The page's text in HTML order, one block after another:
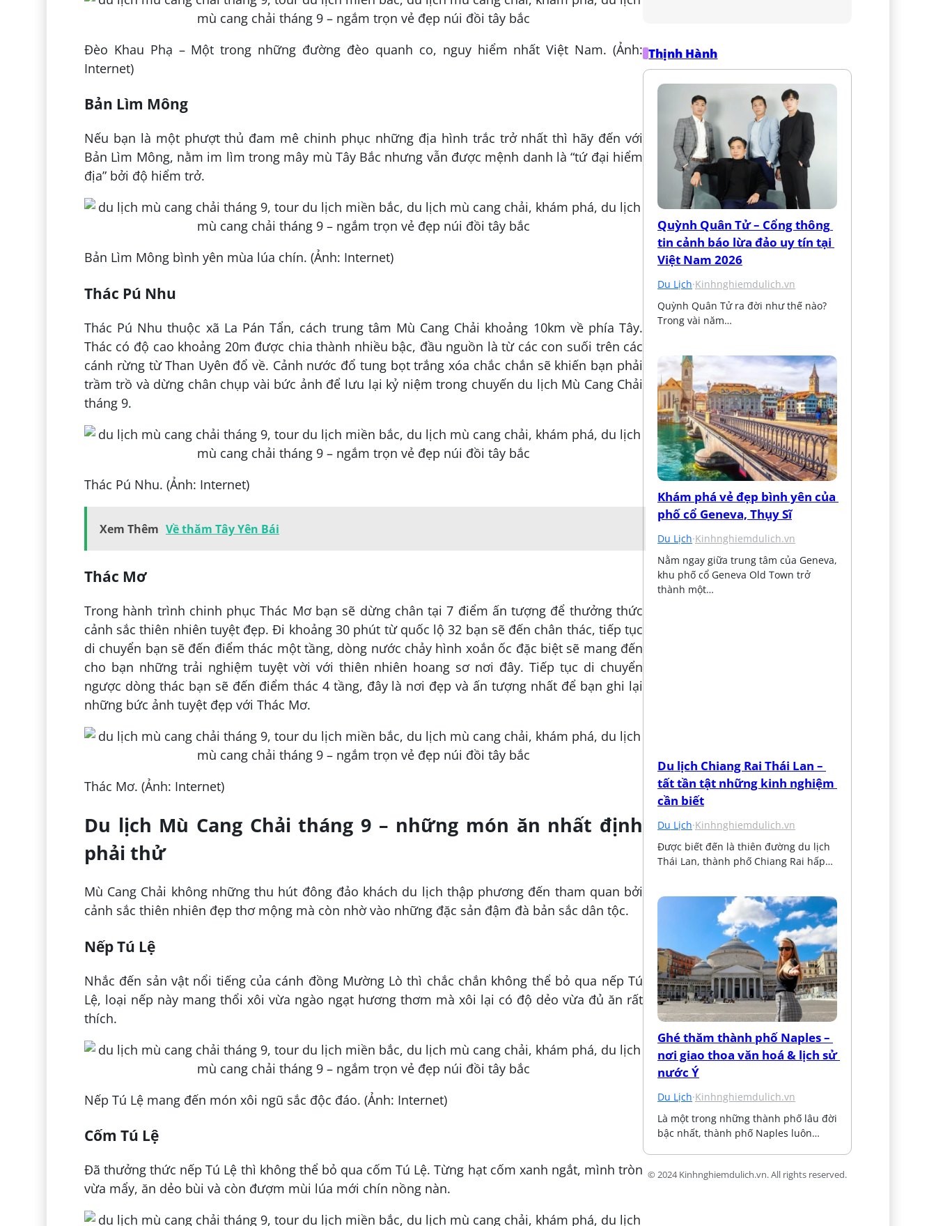
Đèo Khau Phạ – Một trong những đường đèo quanh co, nguy hiểm nhất Việt Nam. (Ảnh:
Internet)
Bản Lìm Mông
Nếu bạn là một phượt thủ đam mê chinh phục những địa hình trắc trở nhất thì hãy đến với
Bản Lìm Mông, nằm im lìm trong mây mù Tây Bắc nhưng vẫn được mệnh danh là “tứ đại hiểm
địa” bởi độ hiểm trở.
Bản Lìm Mông bình yên mùa lúa chín. (Ảnh: Internet)
Thác Pú Nhu
Thác Pú Nhu thuộc xã La Pán Tẩn, cách trung tâm Mù Cang Chải khoảng 10km về phía Tây.
Thác có độ cao khoảng 20m được chia thành nhiều bậc, đầu nguồn là từ các con suối trên các
cánh rừng từ Than Uyên đổ về. Cảnh nước đổ tung bọt trắng xóa chắc chắn sẽ khiến bạn phải
trầm trồ và dừng chân chụp vài bức ảnh để lưu lại kỷ niệm trong chuyến du lịch Mù Cang Chải
tháng 9.
Thác Pú Nhu. (Ảnh: Internet)
Xem Thêm Về thăm Tây Yên Bái
Thác Mơ
Trong hành trình chinh phục Thác Mơ bạn sẽ dừng chân tại 7 điểm ấn tượng để thưởng thức
cảnh sắc thiên nhiên tuyệt đẹp. Đi khoảng 30 phút từ quốc lộ 32 bạn sẽ đến chân thác, tiếp tục
di chuyển bạn sẽ đến điểm thác một tầng, dòng nước chảy hình xoắn ốc đặc biệt sẽ mang đến
cho bạn những trải nghiệm tuyệt vời với thiên nhiên hoang sơ nơi đây. Tiếp tục di chuyển
ngược dòng thác bạn sẽ đến điểm thác 4 tầng, đây là nơi đẹp và ấn tượng nhất để bạn ghi lại
những bức ảnh tuyệt đẹp với Thác Mơ.
Thác Mơ. (Ảnh: Internet)
Du lịch Mù Cang Chải tháng 9 – những món ăn nhất định
phải thử
Mù Cang Chải không những thu hút đông đảo khách du lịch thập phương đến tham quan bởi
cảnh sắc thiên nhiên đẹp thơ mộng mà còn nhờ vào những đặc sản đậm đà bản sắc dân tộc.
Nếp Tú Lệ
Nhắc đến sản vật nổi tiếng của cánh đồng Mường Lò thì chắc chắn không thể bỏ qua nếp Tú
Lệ, loại nếp này mang thổi xôi vừa ngào ngạt hương thơm mà xôi lại có độ dẻo vừa đủ ăn rất
thích.
Nếp Tú Lệ mang đến món xôi ngũ sắc độc đáo. (Ảnh: Internet)
Cốm Tú Lệ
Đã thưởng thức nếp Tú Lệ thì không thể bỏ qua cốm Tú Lệ. Từng hạt cốm xanh ngắt, mình tròn
vừa mẩy, ăn dẻo bùi và còn đượm mùi lúa mới chín nồng nàn.
Thịnh Hành
Quỳnh Quân Tử – Cổng thông
tin cảnh báo lừa đảo uy tín tại
Việt Nam 2026
Du Lịch·Kinhnghiemdulich.vn
Quỳnh Quân Tử ra đời như thế nào?
Trong vài năm…
Khám phá vẻ đẹp bình yên của
phố cổ Geneva, Thụy Sĩ
Du Lịch·Kinhnghiemdulich.vn
Nằm ngay giữa trung tâm của Geneva,
khu phố cổ Geneva Old Town trở
thành một…
Du lịch Chiang Rai Thái Lan –
tất tần tật những kinh nghiệm
cần biết
Du Lịch·Kinhnghiemdulich.vn
Được biết đến là thiên đường du lịch
Thái Lan, thành phố Chiang Rai hấp…
Ghé thăm thành phố Naples –
nơi giao thoa văn hoá & lịch sử
nước Ý
Du Lịch·Kinhnghiemdulich.vn
Là một trong những thành phố lâu đời
bậc nhất, thành phố Naples luôn…
© 2024 Kinhnghiemdulich.vn. All rights reserved.